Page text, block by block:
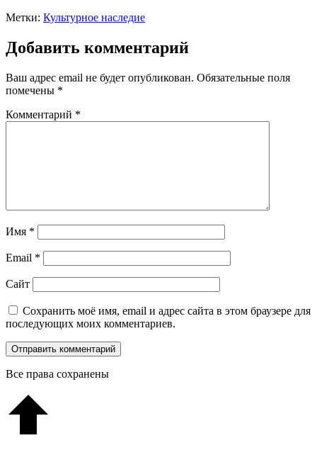
Метки: Культурное наследие
Добавить комментарий
Ваш адрес email не будет опубликован. Обязательные поля
помечены *
Комментарий *
Имя *
Email *
Сайт
Сохранить моё имя, email и адрес сайта в этом браузере для
последующих моих комментариев.
Все права сохранены